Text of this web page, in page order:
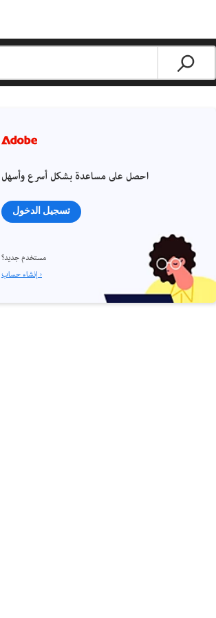
احصل على مساعدة بشكل أسرع وأسهل
تسجيل الدخول
مستخدم جديد؟
إنشاء حساب ›